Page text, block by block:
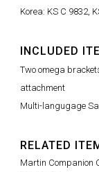
Korea: KS C 9832,
INCLUDED
Two omega
attachment
Multi-langugage
RELATED
Martin Companion